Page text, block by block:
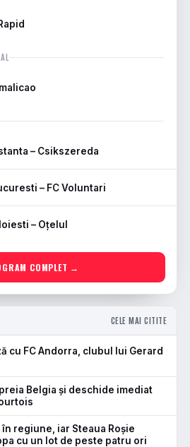
– Csikszereda
– FC Voluntari
– Oţelul
COMPLET →
CELE MAI CITITE
cu FC Andorra, clubul lui Gerard
Belgia și deschide imediat
regiune, iar Steaua Roșie
cu un lot de peste patru ori